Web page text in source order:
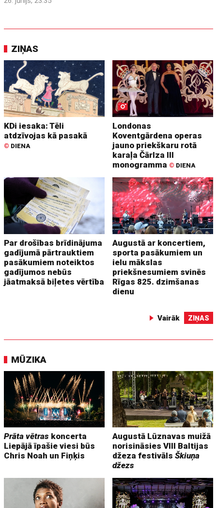
ZIŅAS
KDi iesaka: Tēli
atdzīvojas kā pasakā
© DIENA
Londonas
Koventgārdena operas
jauno priekškaru rotā
karaļa Čārlza III
monogramma © DIENA
Par drošības brīdinājuma
gadījumā pārtrauktiem
pasākumiem noteiktos
gadījumos nebūs
jāatmaksā biļetes vērtība
Augustā ar koncertiem,
sporta pasākumiem un
ielu mākslas
priekšnesumiem svinēs
Rīgas 825. dzimšanas
dienu
Vairāk ZIŅAS
MŪZIKA
Prāta vētras koncerta
Liepājā īpašie viesi būs
Chris Noah un Fiņķis
Augustā Lūznavas muižā
norisināsies VIII Baltijas
džeza festivālsŠkiuņa
džezs